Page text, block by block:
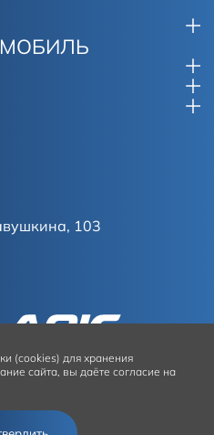
103
(cookies) для хранения
сайта, вы даёте согласие на